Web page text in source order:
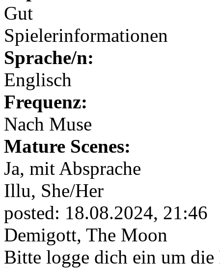
Gut
Spielerinformationen
Sprache/n:
Englisch
Frequenz:
Nach Muse
Mature Scenes:
Ja, mit Absprache
Illu, She/Her
posted: 18.08.2024, 21:46
Demigott, The Moon
Bitte logge dich ein um die